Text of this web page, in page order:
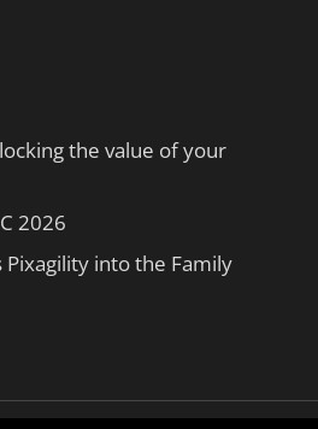
the value of your
2026
into the Family